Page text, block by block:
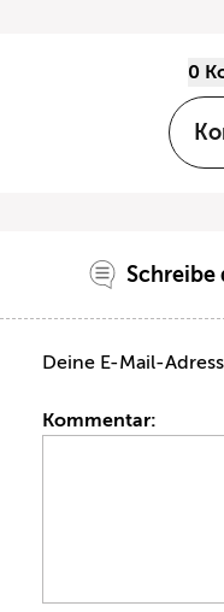
0
Schreibe
Deine E-Mail-
Kommentar: